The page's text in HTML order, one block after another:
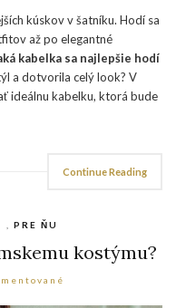
kúskov v šatníku. Hodí sa
až po elegantné
kabelka sa najlepšie hodí
a dotvorila celý look? V
ideálnu kabelku, ktorá bude
Continue Reading
PRE ŇU
kostýmu?